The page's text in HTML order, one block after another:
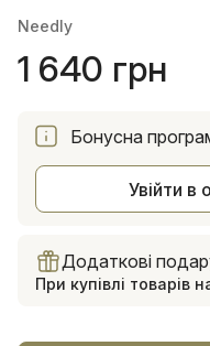
Needly
1 640 грн
Бонусна
Увійти в
Додаткові
При купівлі товарів